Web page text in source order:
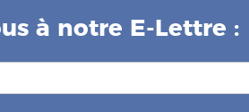
à notre E-Lettre :